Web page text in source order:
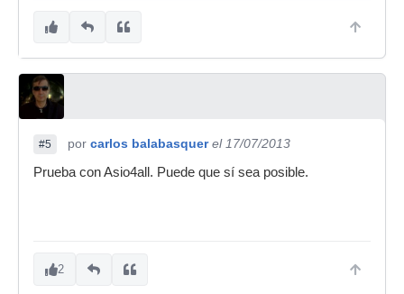
#5 por carlos balabasquer el 17/07/2013
Prueba con Asio4all. Puede que sí sea posible.
2